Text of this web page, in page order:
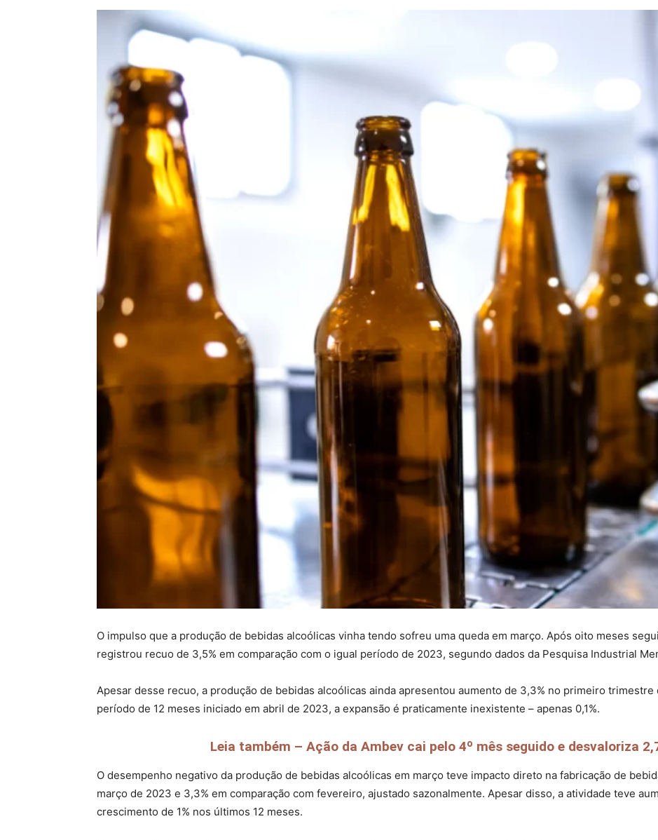
O impulso que a produção de bebidas alcoólicas vinha tendo sofreu uma queda em março. Após oito meses
registrou recuo de 3,5% em comparação com o igual período de 2023, segundo dados da Pesquisa Industrial
Apesar desse recuo, a produção de bebidas alcoólicas ainda apresentou aumento de 3,3% no primeiro
período de 12 meses iniciado em abril de 2023, a expansão é praticamente inexistente – apenas 0,1%.
Leia também – Ação da Ambev cai pelo 4º mês seguido e desvaloriza
O desempenho negativo da produção de bebidas alcoólicas em março teve impacto direto na fabricação de
março de 2023 e 3,3% em comparação com fevereiro, ajustado sazonalmente. Apesar disso, a atividade teve
crescimento de 1% nos últimos 12 meses.